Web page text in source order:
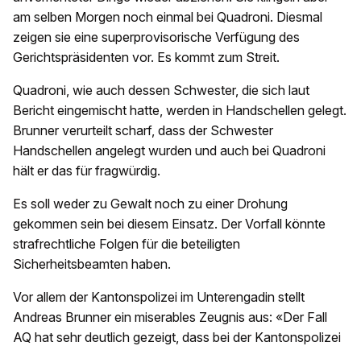
am selben Morgen noch einmal bei Quadroni. Diesmal
zeigen sie eine superprovisorische Verfügung des
Gerichtspräsidenten vor. Es kommt zum Streit.
Quadroni, wie auch dessen Schwester, die sich laut
Bericht eingemischt hatte, werden in Handschellen gelegt.
Brunner verurteilt scharf, dass der Schwester
Handschellen angelegt wurden und auch bei Quadroni
hält er das für fragwürdig.
Es soll weder zu Gewalt noch zu einer Drohung
gekommen sein bei diesem Einsatz. Der Vorfall könnte
strafrechtliche Folgen für die beteiligten
Sicherheitsbeamten haben.
Vor allem der Kantonspolizei im Unterengadin stellt
Andreas Brunner ein miserables Zeugnis aus: «Der Fall
AQ hat sehr deutlich gezeigt, dass bei der Kantonspolizei